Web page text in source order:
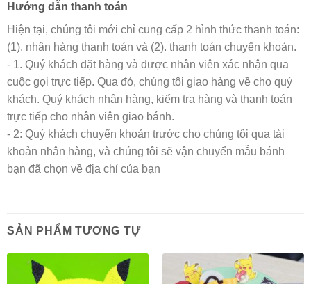
Hướng dẫn thanh toán
Hiện tại, chúng tôi mới chỉ cung cấp 2 hình thức thanh toán:
(1). nhận hàng thanh toán và (2). thanh toán chuyển khoản.
- 1. Quý khách đặt hàng và được nhân viên xác nhận qua
cuộc gọi trực tiếp. Qua đó, chúng tôi giao hàng về cho quý
khách. Quý khách nhận hàng, kiểm tra hàng và thanh toán
trực tiếp cho nhân viên giao bánh.
- 2: Quý khách chuyển khoản trước cho chúng tôi qua tài
khoản nhân hàng, và chúng tôi sẽ vận chuyển mẫu bánh
bạn đã chọn về địa chỉ của bạn
SẢN PHẨM TƯƠNG TỰ